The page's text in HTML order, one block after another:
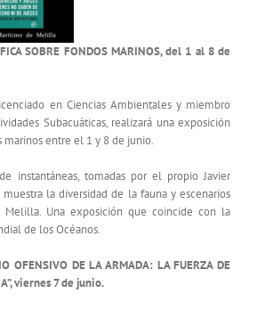
SOBRE FONDOS MARINOS, del 1 al 8 de
en Ciencias Ambientales y miembro
Subacuáticas, realizará una exposición
entre el 1 y 8 de junio.
instantáneas, tomadas por el propio Javier
la diversidad de la fauna y escenarios
Melilla. Una exposición que coincide con la
de los Océanos.
OFENSIVO DE LA ARMADA: LA FUERZA DE
viernes 7 de junio.